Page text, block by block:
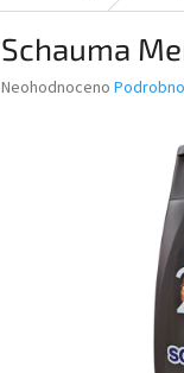
Schauma
Průměrné
Neohodnoceno